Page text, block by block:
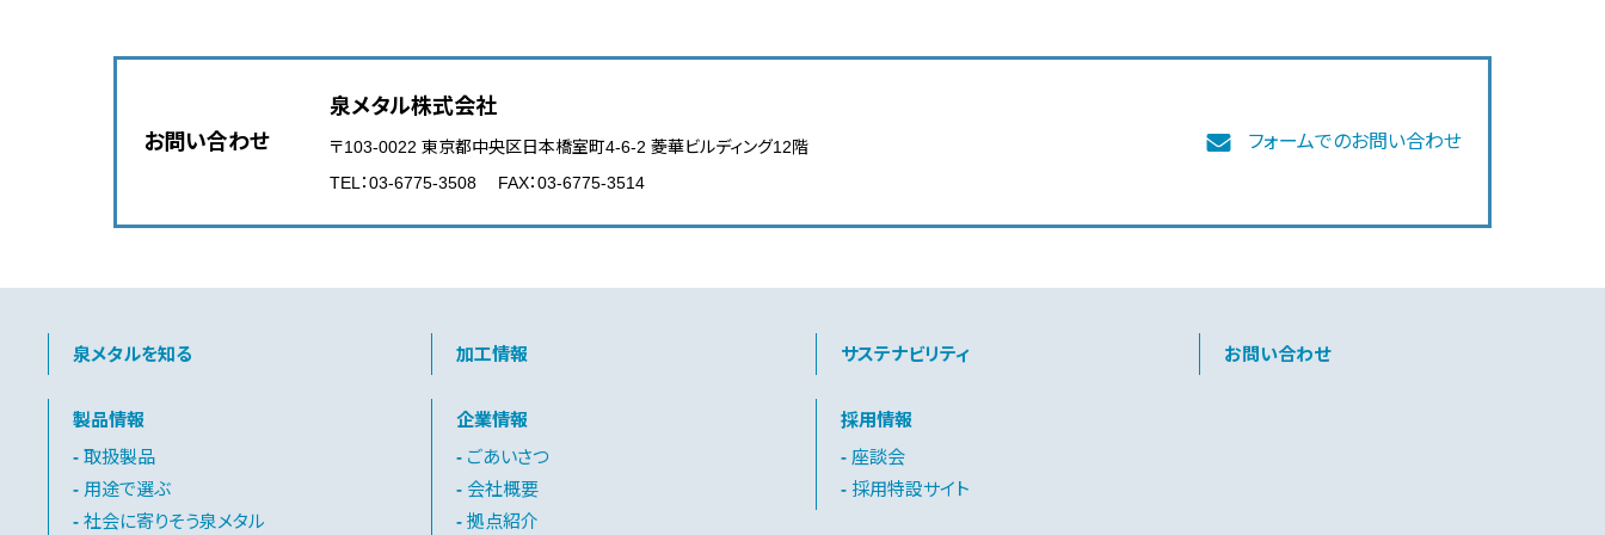
お問い合わせ
泉メタル株式会社
〒103-0022 東京都中央区日本橋室町4-6-2 菱華ビルディング12階
TEL：03-6775-3508 FAX：03-6775-3514
フォームでのお問い合わせ
泉メタルを知る
製品情報
取扱製品
用途で選ぶ
社会に寄りそう泉メタル
加工情報
企業情報
ごあいさつ
会社概要
拠点紹介
サステナビリティ
採用情報
座談会
採用特設サイト
お問い合わせ